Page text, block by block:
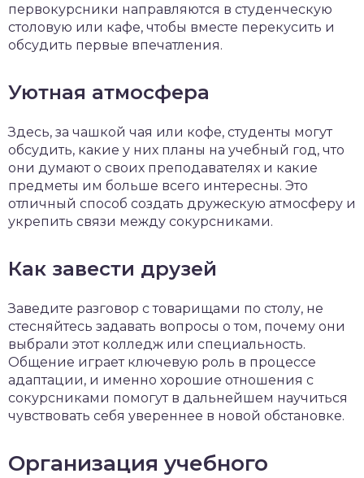
первокурсники направляются в студенческую
столовую или кафе, чтобы вместе перекусить и
обсудить первые впечатления.
Уютная атмосфера
Здесь, за чашкой чая или кофе, студенты могут
обсудить, какие у них планы на учебный год, что
они думают о своих преподавателях и какие
предметы им больше всего интересны. Это
отличный способ создать дружескую атмосферу и
укрепить связи между сокурсниками.
Как завести друзей
Заведите разговор с товарищами по столу, не
стесняйтесь задавать вопросы о том, почему они
выбрали этот колледж или специальность.
Общение играет ключевую роль в процессе
адаптации, и именно хорошие отношения с
сокурсниками помогут в дальнейшем научиться
чувствовать себя увереннее в новой обстановке.
Организация учебного